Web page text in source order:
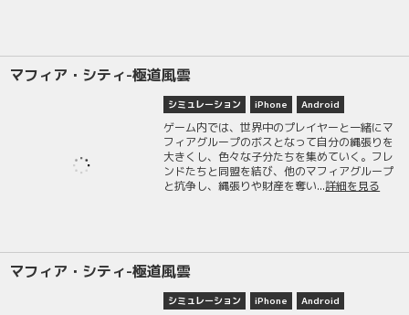
マフィア・シティ-極道風雲
シミュレーション iPhone Android
ゲーム内では、世界中のプレイヤーと一緒にマ
フィアグループのボスとなって自分の縄張りを
大きくし、色々な子分たちを集めていく。フレ
ンドたちと同盟を結び、他のマフィアグループ
と抗争し、縄張りや財産を奪い...詳細を見る
マフィア・シティ-極道風雲
シミュレーション iPhone Android